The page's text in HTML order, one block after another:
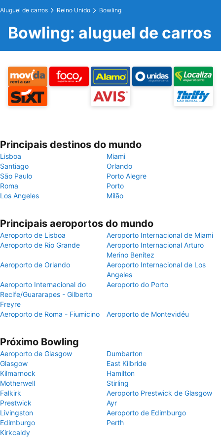
Aluguel de carros Reino Unido Bowling
Bowling: aluguel de carros
Principais destinos do mundo
Lisboa
Miami
Santiago
Orlando
São Paulo
Porto Alegre
Roma
Porto
Los Angeles
Milão
Principais aeroportos do mundo
Aeroporto de Lisboa
Aeroporto Internacional de Miami
Aeroporto de Rio Grande
Aeroporto Internacional Arturo
Merino Benítez
Aeroporto de Orlando
Aeroporto Internacional de Los
Angeles
Aeroporto Internacional do
Recife/Guararapes - Gilberto
Freyre
Aeroporto do Porto
Aeroporto de Roma - Fiumicino Aeroporto de Montevidéu
Próximo Bowling
Aeroporto de Glasgow
Dumbarton
Glasgow
East Kilbride
Kilmarnock
Hamilton
Motherwell
Stirling
Falkirk
Aeroporto Prestwick de Glasgow
Prestwick
Ayr
Livingston
Aeroporto de Edimburgo
Edimburgo
Perth
Kirkcaldy